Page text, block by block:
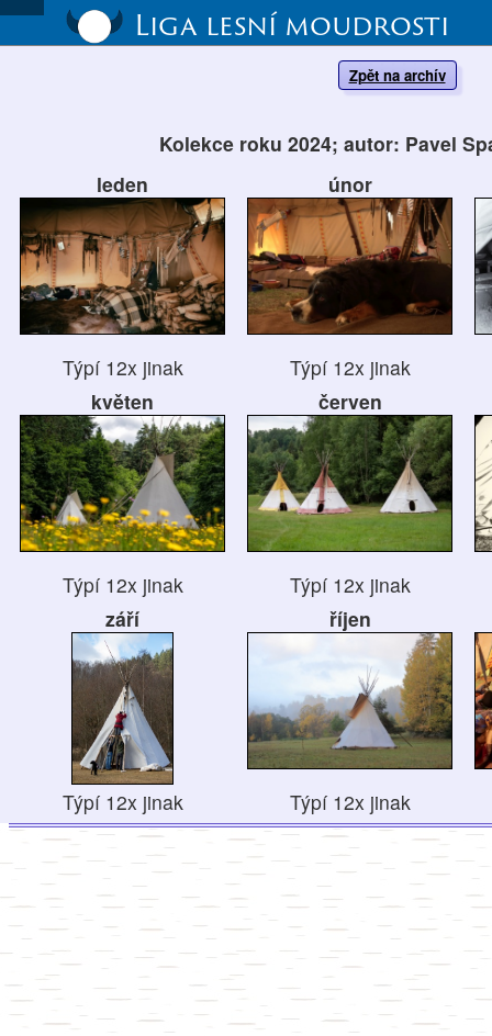
Liga lesní moudrosti
Zpět na archív
Kolekce roku 2024; autor: Pavel
leden
Týpí 12x jinak
únor
Týpí 12x jinak
květen
Týpí 12x jinak
červen
Týpí 12x jinak
září
Týpí 12x jinak
říjen
Týpí 12x jinak